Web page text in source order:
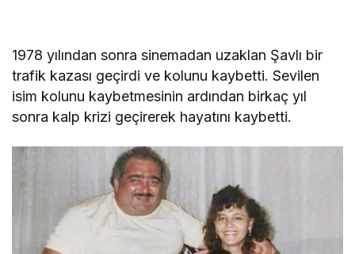
1978 yılından sonra sinemadan uzaklan Şavlı bir
trafik kazası geçirdi ve kolunu kaybetti. Sevilen
isim kolunu kaybetmesinin ardından birkaç yıl
sonra kalp krizi geçirerek hayatını kaybetti.